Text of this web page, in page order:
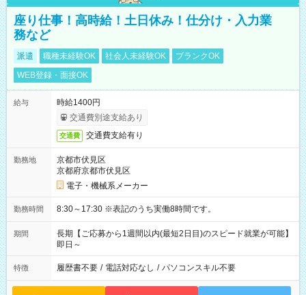
座り仕事！高時給！土日休み！仕分け・入力業
務など
派遣 職種未経験OK 社会人未経験OK
ブランクOK
WEB登録・面接OK
給与
時給1400円
交通費別途支給あり
交通費 交通費支給有り
勤務地
京都市伏見区
京都府京都市伏見区
電子・機械系メーカー
勤務時間 8:30～17:30 ※表記のうち実働8時間です。
期間
長期【ご応募から1週間以内(最短2日目)のスピード就業が可能】
即日～
特徴 履歴書不要 / 電話対応なし / パソコンスキル不要